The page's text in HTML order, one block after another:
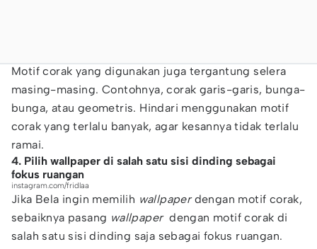
Motif corak yang digunakan juga tergantung selera
masing-masing. Contohnya, corak garis-garis, bunga-
bunga, atau geometris. Hindari menggunakan motif
corak yang terlalu banyak, agar kesannya tidak terlalu
ramai.
4. Pilih wallpaper di salah satu sisi dinding sebagai
fokus ruangan
instagram.com/fridlaa
Jika Bela ingin memilih wallpaperdengan motif corak,
sebaiknya pasang wallpaperdengan motif corak di
salah satu sisi dinding saja sebagai fokus ruangan.